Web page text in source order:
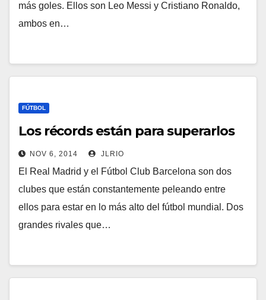
más goles. Ellos son Leo Messi y Cristiano Ronaldo,
ambos en…
FÚTBOL
Los récords están para superarlos
NOV 6, 2014 JLRIO
El Real Madrid y el Fútbol Club Barcelona son dos
clubes que están constantemente peleando entre
ellos para estar en lo más alto del fútbol mundial. Dos
grandes rivales que…